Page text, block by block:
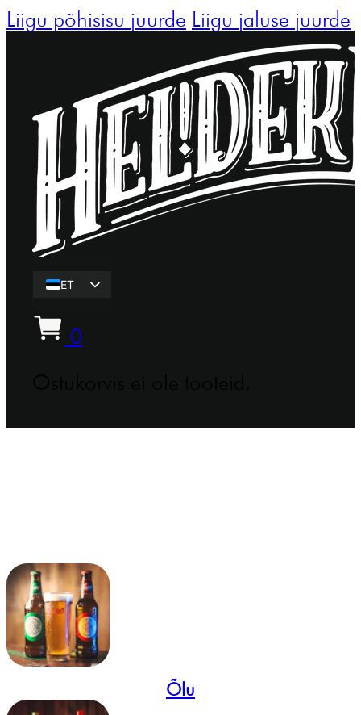
Liigu põhisisu juurde Liigu jaluse juurde
ET
0
Õlu